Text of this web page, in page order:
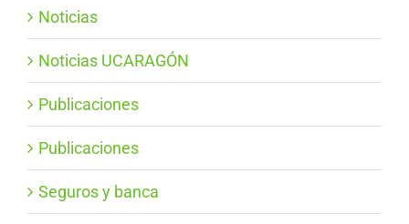
Noticias
Noticias UCARAGÓN
Publicaciones
Publicaciones
Seguros y banca